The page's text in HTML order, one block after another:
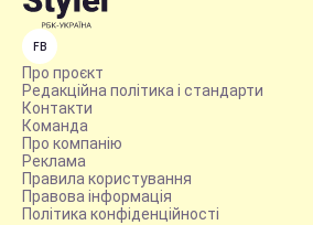
FB
Про проєкт
Редакційна політика і стандарти
Контакти
Команда
Про компанію
Реклама
Правила користування
Правова інформація
Політика конфіденційності